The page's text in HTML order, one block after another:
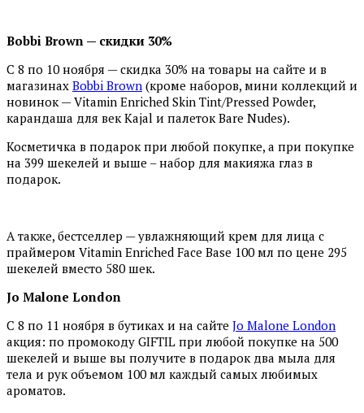
Bobbi Brown — скидки 30%
С 8 по 10 ноября — скидка 30% на товары на сайте и в
магазинах Bobbi Brown (кроме наборов, мини коллекций и
новинок — Vitamin Enriched Skin Tint/Pressed Powder,
карандаша для век Kajal и палеток Bare Nudes).
Косметичка в подарок при любой покупке, а при покупке
на 399 шекелей и выше – набор для макияжа глаз в
подарок.
А также, бестселлер — увлажняющий крем для лица с
праймером Vitamin Enriched Face Base 100 мл по цене 295
шекелей вместо 580 шек.
Jo Malone London
С 8 по 11 ноября в бутиках и на сайте Jo Malone London
акция: по промокоду GIFTIL при любой покупке на 500
шекелей и выше вы получите в подарок два мыла для
тела и рук объемом 100 мл каждый самых любимых
ароматов.